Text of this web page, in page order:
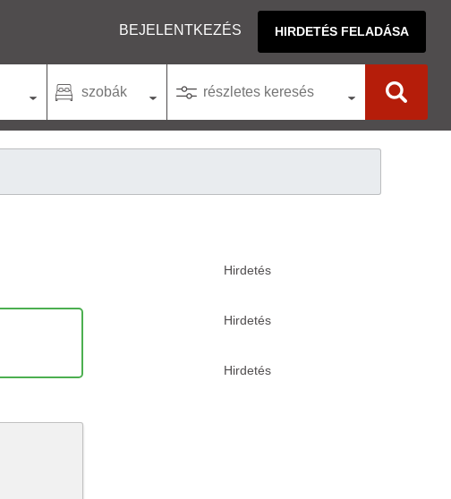
BEJELENTKEZÉS HIRDETÉS FELADÁSA
szobák részletes keresés